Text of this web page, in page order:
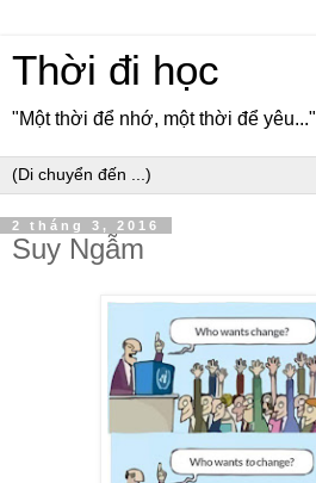
Thời đi học
"Một thời để nhớ, một thời để yêu..."
2 tháng 3, 2016
Suy Ngẫm